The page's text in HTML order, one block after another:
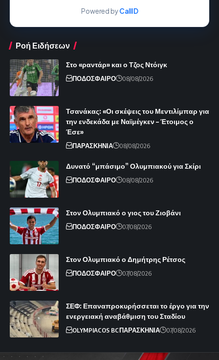
Powered byCallID
Ροή Ειδήσεων
Στο «ραντάρ» και ο Τζος Ντόιγκ
ΠΟΔΟΣΦΑΙΡΟ 08/08/2026
Τσανάκας: «Οι σκέψεις του Μεντιλίμπαρ για
την ενδεκάδα με Ναϊμέγκεν – Έτοιμος ο
Έσε»
ΠΑΡΑΣΚΗΝΙΑ 08/08/2026
Δυνατό “μπάσιμο” Ολυμπιακού για Σκίρι
ΠΟΔΟΣΦΑΙΡΟ 08/08/2026
Στον Ολυμπιακό ο γιος του Ζιοβάνι
ΠΟΔΟΣΦΑΙΡΟ 07/08/2026
Στον Ολυμπιακό ο Δημήτρης Ρέτσος
ΠΟΔΟΣΦΑΙΡΟ 07/08/2026
ΣΕΦ: Επαναπροκυρήσσεται το έργο για την
ενεργειακή αναβάθμιση του Σταδίου
OLYMPIACOS BCΠΑΡΑΣΚΗΝΙΑ 07/08/2026